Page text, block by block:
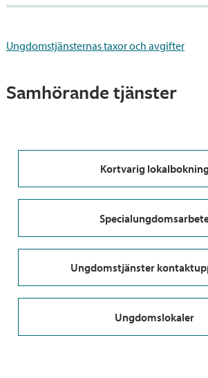
Ungdomstjänsternas taxor och avgifter
Samhörande tjänster
Kortvarig
Ungdomstjänster
Ungdomslokaler